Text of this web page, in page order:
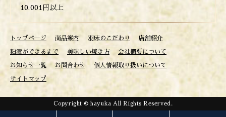
10,001円以上
トップペ―ジ 商品案内 羽床のこだわり 店舗紹介
粕漬ができるまで 美味しい焼き方 会社概要について
お知らせ一覧 お問合わせ 個人情報取り扱いについて
サイトマップ
Copyright © hayuka All Rights Reserved.